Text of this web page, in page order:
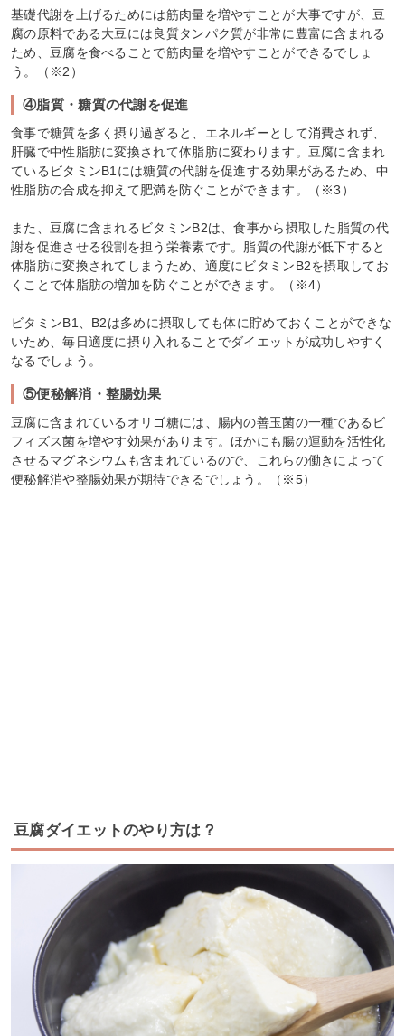
基礎代謝を上げるためには筋肉量を増やすことが大事ですが、豆
腐の原料である大豆には良質タンパク質が非常に豊富に含まれる
ため、豆腐を食べることで筋肉量を増やすことができるでしょ
う。（※2）
④脂質・糖質の代謝を促進
食事で糖質を多く摂り過ぎると、エネルギーとして消費されず、
肝臓で中性脂肪に変換されて体脂肪に変わります。豆腐に含まれ
ているビタミンB1には糖質の代謝を促進する効果があるため、中
性脂肪の合成を抑えて肥満を防ぐことができます。（※3）
また、豆腐に含まれるビタミンB2は、食事から摂取した脂質の代
謝を促進させる役割を担う栄養素です。脂質の代謝が低下すると
体脂肪に変換されてしまうため、適度にビタミンB2を摂取してお
くことで体脂肪の増加を防ぐことができます。（※4）
ビタミンB1、B2は多めに摂取しても体に貯めておくことができな
いため、毎日適度に摂り入れることでダイエットが成功しやすく
なるでしょう。
⑤便秘解消・整腸効果
豆腐に含まれているオリゴ糖には、腸内の善玉菌の一種であるビ
フィズス菌を増やす効果があります。ほかにも腸の運動を活性化
させるマグネシウムも含まれているので、これらの働きによって
便秘解消や整腸効果が期待できるでしょう。（※5）
豆腐ダイエットのやり方は？